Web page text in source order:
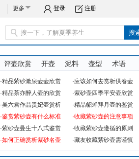
更多 登录 注册
评壶欣赏 开壶 泥料 壶型 术语
·精品紫砂漱泉壶壶欣赏
·应该如何去赏析供春壶
·精品茶亦醉人壶的欣赏
·紫砂壶四季平安壶欣赏
·吴六君作品贵妃壶赏析
·精品貂蝉拜月壶的鉴赏
·鉴赏紫砂壶有什么标准
·收藏紫砂壶的注意事项
·紫砂壶曼生十八式鉴赏
·收藏紫砂壶遵循的原则
·如何正确赏析紫砂名壶
·藏友收藏紫砂壶需谨慎